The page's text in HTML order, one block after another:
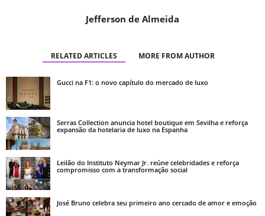
Jefferson de Almeida
RELATED ARTICLES MORE FROM AUTHOR
Gucci na F1: o novo capítulo do mercado de luxo
Serras Collection anuncia hotel boutique em Sevilha e reforça
expansão da hotelaria de luxo na Espanha
Leilão do Instituto Neymar Jr. reúne celebridades e reforça
compromisso com a transformação social
José Bruno celebra seu primeiro ano cercado de amor e emoção